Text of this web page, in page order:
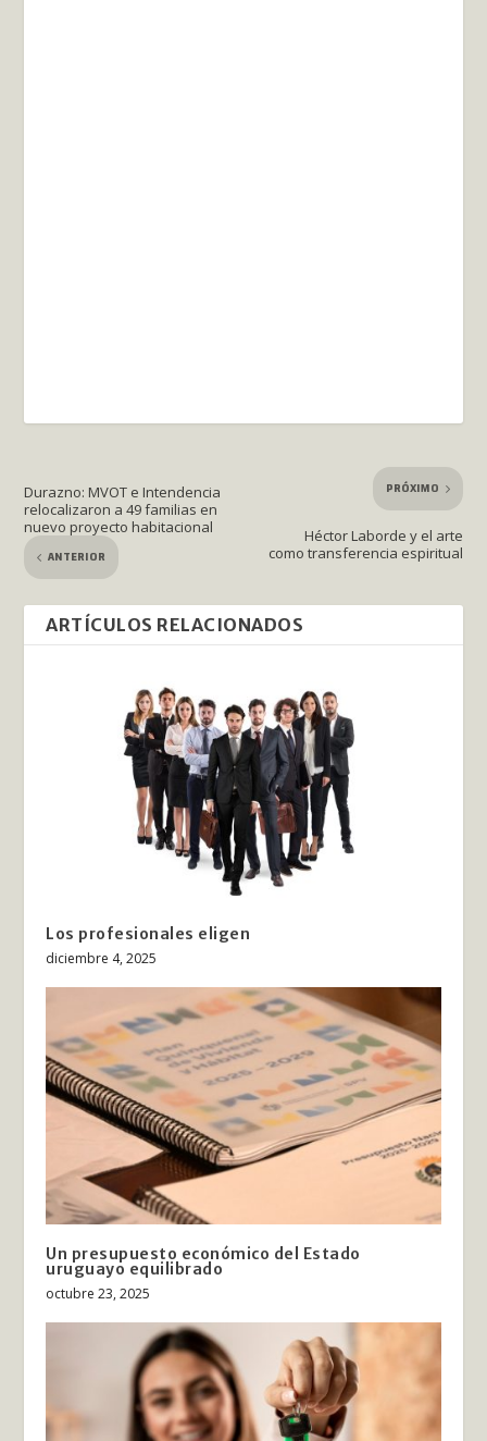
Durazno: MVOT e Intendencia
relocalizaron a 49 familias en
nuevo proyecto habitacional
ANTERIOR
PRÓXIMO
Héctor Laborde y el arte
como transferencia espiritual
ARTÍCULOS RELACIONADOS
Los profesionales eligen
diciembre 4, 2025
Un presupuesto económico del Estado
uruguayo equilibrado
octubre 23, 2025